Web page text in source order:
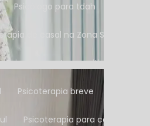
Psicólogo para tdah
de casal na Zona Sul
Psicoterapeuta cognitivo
Psicoterapia breve
Psicoterapia para casais